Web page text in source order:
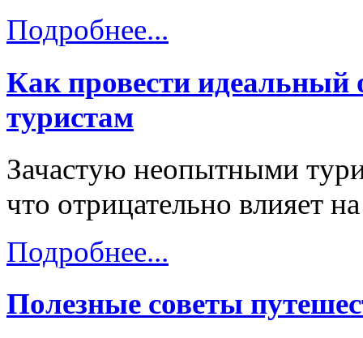
Подробнее...
Как провести
туристам
Зачастую неопытными
что отрицательно влияет
Подробнее...
Полезные советы